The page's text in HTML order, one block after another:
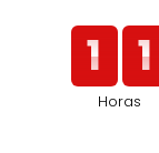
1
1
Horas